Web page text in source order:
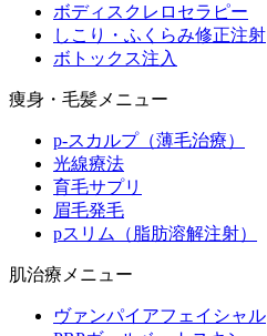
ボディスクレロセラピー
しこり・ふくらみ修正注射
ボトックス注入
痩身・毛髪メニュー
p-スカルプ（薄毛治療）
光線療法
育毛サプリ
眉毛発毛
pスリム（脂肪溶解注射）
肌治療メニュー
ヴァンパイアフェイシャル